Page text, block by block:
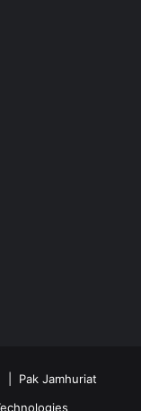
| Pak Jamhuriat